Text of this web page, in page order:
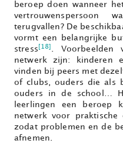
beroep doen wanneer
terugvallen? De
vormt een belangrijke
stress [18]
. Voorbeelden
netwerk zijn: kinderen
vinden bij peers met
of clubs, ouders die als
ouders in de school…
leerlingen een beroep
netwerk voor praktische
zodat problemen en de
afnemen.